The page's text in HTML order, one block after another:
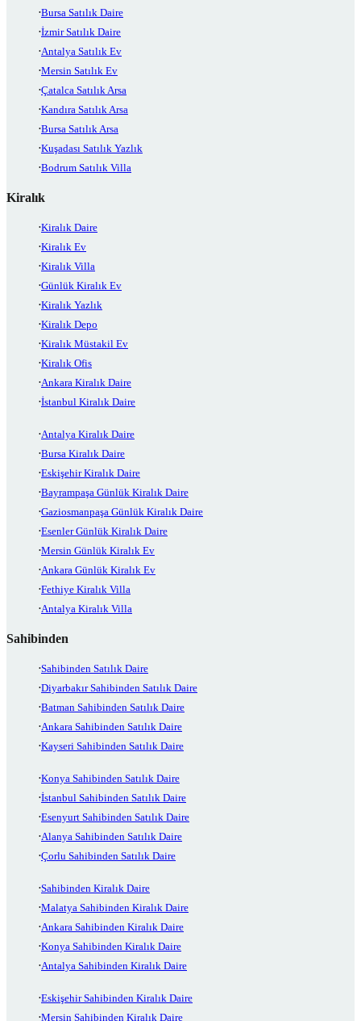
Bursa Satılık Daire
İzmir Satılık Daire
Antalya Satılık Ev
Mersin Satılık Ev
Çatalca Satılık Arsa
Kandıra Satılık Arsa
Bursa Satılık Arsa
Kuşadası Satılık Yazlık
Bodrum Satılık Villa
Kiralık
Kiralık Daire
Kiralık Ev
Kiralık Villa
Günlük Kiralık Ev
Kiralık Yazlık
Kiralık Depo
Kiralık Müstakil Ev
Kiralık Ofis
Ankara Kiralık Daire
İstanbul Kiralık Daire
Antalya Kiralık Daire
Bursa Kiralık Daire
Eskişehir Kiralık Daire
Bayrampaşa Günlük Kiralık Daire
Gaziosmanpaşa Günlük Kiralık Daire
Esenler Günlük Kiralık Daire
Mersin Günlük Kiralık Ev
Ankara Günlük Kiralık Ev
Fethiye Kiralık Villa
Antalya Kiralık Villa
Sahibinden
Sahibinden Satılık Daire
Diyarbakır Sahibinden Satılık Daire
Batman Sahibinden Satılık Daire
Ankara Sahibinden Satılık Daire
Kayseri Sahibinden Satılık Daire
Konya Sahibinden Satılık Daire
İstanbul Sahibinden Satılık Daire
Esenyurt Sahibinden Satılık Daire
Alanya Sahibinden Satılık Daire
Çorlu Sahibinden Satılık Daire
Sahibinden Kiralık Daire
Malatya Sahibinden Kiralık Daire
Ankara Sahibinden Kiralık Daire
Konya Sahibinden Kiralık Daire
Antalya Sahibinden Kiralık Daire
Eskişehir Sahibinden Kiralık Daire
Mersin Sahibinden Kiralık Daire